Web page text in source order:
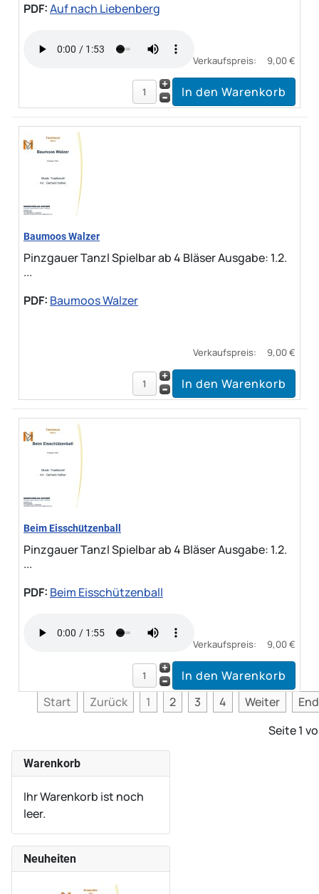
PDF:Auf nach Liebenberg
Verkaufspreis: 9,00 €
Baumoos Walzer
Pinzgauer Tanzl Spielbar ab 4 Bläser Ausgabe: 1.2.
...
PDF: Baumoos Walzer
Verkaufspreis: 9,00 €
Beim Eisschützenball
Pinzgauer Tanzl Spielbar ab 4 Bläser Ausgabe: 1.2.
...
PDF: Beim Eisschützenball
Verkaufspreis: 9,00 €
Start Zurück 1 2 3 4 Weiter
Seite 1
Warenkorb
Ihr Warenkorb ist noch
leer.
Neuheiten